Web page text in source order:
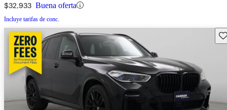
$32,933 Buena oferta
Incluye tarifas de conc.